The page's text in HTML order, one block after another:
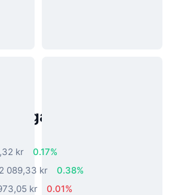
från den
kr
0.17%
2 089,33 kr
0.38%
kr
0.01%